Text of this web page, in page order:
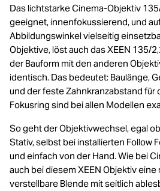
Das lichtstarke Cinema-Objektiv
geeignet, innenfokussierend, und
Abbildungswinkel vielseitig
Objektive, löst auch das XEEN 135/
der Bauform mit den anderen
identisch. Das bedeutet: Baulänge,
und der feste Zahnkranzabstand für
Fokusring sind bei allen Modellen
So geht der Objektivwechsel, egal
Stativ, selbst bei installierten Follow
und einfach von der Hand. Wie bei
auch bei diesem XEEN Objektiv
verstellbare Blende mit seitlich